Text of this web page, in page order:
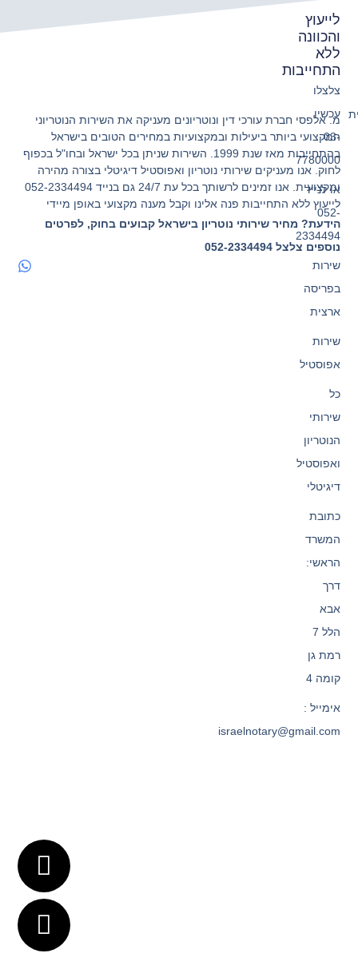
מ. אלפסי חברת עורכי דין ונוטריונים מעניקה את השירות הנוטריוני
המקצועי ביותר ביעילות ובמקצועיות במחירים הטובים בישראל
בהתחייבות מאז שנת 1999. השירות שניתן בכל ישראל ובחו"ל בכפוף
לחוק. אנו מעניקים שירותי נוטריון ואפוסטיל דיגיטלי בצורה מהירה
ומקצועית. אנו זמינים לרשותך בכל עת 24/7 גם בנייד 052-2334494
לייעוץ ללא התחייבות פנה אלינו וקבל מענה מקצועי באופן מיידי
הידעת? מחיר שירותי נוטריון בישראל קבועים בחוק, לפרטים
נוספים צלצל 052-2334494
לייעוץ
והכוונה
ללא
התחייבות
צלצלו
עכשיו
03-
7780000
או לנייד
052-
2334494
שירות
בפריסה
ארצית
שירות
אפוסטיל
כל
שירותי
הנוטריון
ואפוסטיל
דיגיטלי
כתובת
המשרד
הראשי:
דרך
אבא
הלל 7
רמת גן
קומה 4
אימייל :
israelnotary@gmail.com